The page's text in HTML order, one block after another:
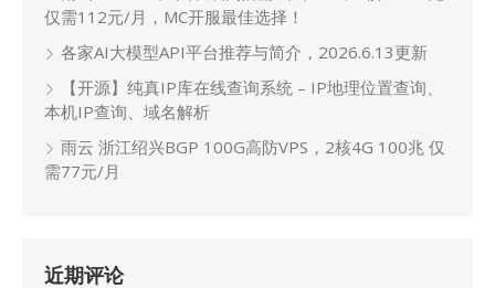
仅需112元/月，MC开服最佳选择！
各家AI大模型API平台推荐与简介，2026.6.13更新
【开源】纯真IP库在线查询系统 – IP地理位置查询、
本机IP查询、域名解析
雨云 浙江绍兴BGP 100G高防VPS，2核4G 100兆 仅
需77元/月
近期评论